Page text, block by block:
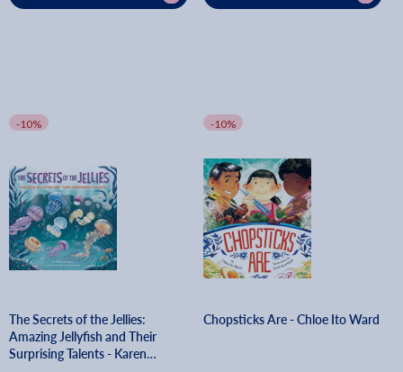
-10%
The Secrets of the Jellies:
Amazing Jellyfish and Their
Surprising Talents - Karen
-10%
Chopsticks Are - Chloe Ito Ward